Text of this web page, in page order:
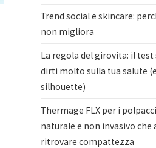
Trend social e skincare:
non migliora
La regola del girovita: il test
dirti molto sulla tua salute
silhouette)
Thermage FLX per i
naturale e non invasivo che
ritrovare compattezza